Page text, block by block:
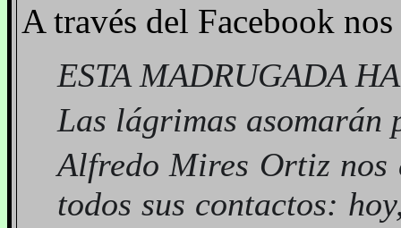
A través del Facebook
ESTA MADRUGADA
Las lágrimas asomarán
Alfredo Mires Ortiz nos
todos sus contactos: